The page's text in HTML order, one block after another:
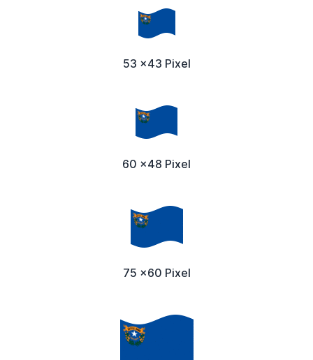
53 x43 Pixel
60 x48 Pixel
75 x60 Pixel